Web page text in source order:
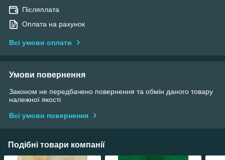
Післяплата
Оплата на рахунок
Всі умови оплати
Умови повернення
Законом не передбачено повернення та обмін даного товару
належної якості
Всі умови повернення
Подібні товари компанії